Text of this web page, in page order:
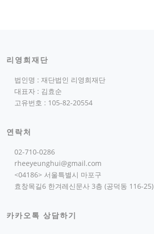
리영희재단
법인명 : 재단법인 리영희재단
대표자 : 김효순
고유번호 : 105-82-20554
연락처
02-710-0286
rheeyeunghui@gmail.com
<04186> 서울특별시 마포구
효창목길6 한겨레신문사 3층 (공덕동 116-25)
카카오톡 상담하기